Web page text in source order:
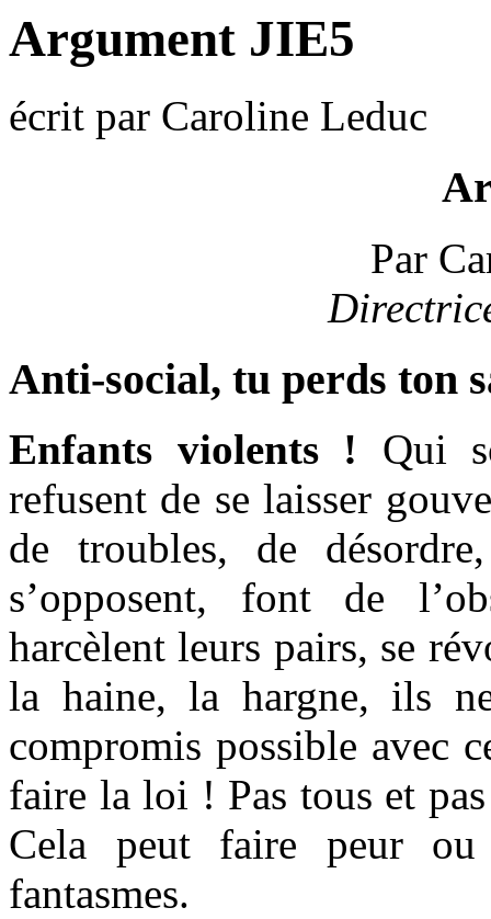
Argument JIE5
écrit par Caroline Leduc
Par
Anti-social, tu perds ton
Enfants violents ! Qui
refusent de se laisser
de troubles, de
s’opposent, font de
harcèlent leurs pairs, se
la haine, la hargne, ils
compromis possible avec
faire la loi ! Pas tous et
Cela peut faire peur
fantasmes.